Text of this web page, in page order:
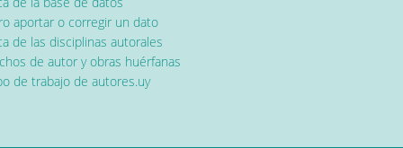
aportar o corregir un dato
de las disciplinas autorales
de autor y obras huérfanas
de trabajo de autores.uy